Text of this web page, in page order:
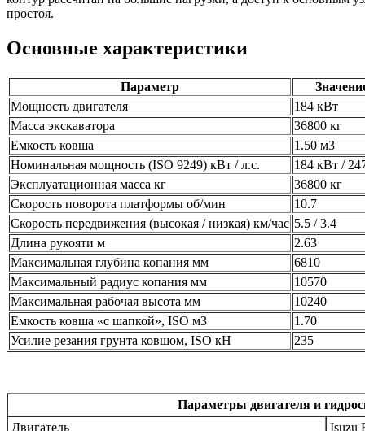
простоя.
Основные характеристики
Параметр
Мощность двигателя
184 кВт
Масса экскаватора
36800 кг
Емкость ковша
1.50 м3
Номинальная мощность (ISO 9249) кВт / л.с.
184 кВт /
Эксплуатационная масса кг
36800 кг
Скорость поворота платформы об/мин
10.7
Скорость передвижения (высокая / низкая) км/час 5.5 / 3.4
Длина рукояти м
2.63
Максимальная глубина копания мм
6810
Максимальный радиус копания мм
10570
Максимальная рабочая высота мм
10240
Емкость ковша «с шапкой», ISO м3
1.70
Усилие резания грунта ковшом, ISO кН
235
Параметры двигателя и
Двигатель
Isuzu